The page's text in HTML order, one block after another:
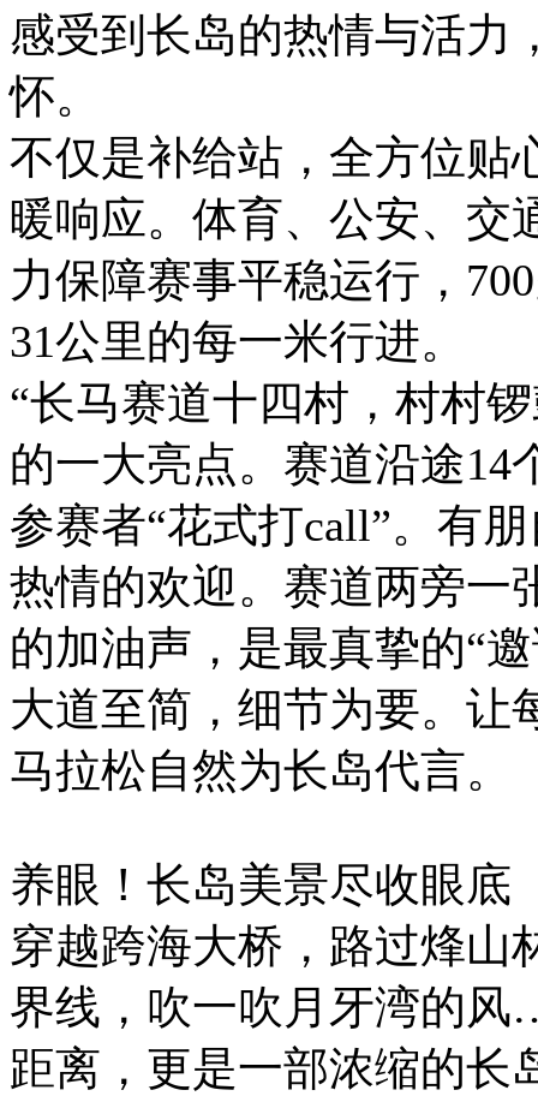
感受到长岛的热情与活力
怀。
不仅是补给站，全方位贴
暖响应。体育、公安、交
力保障赛事平稳运行，
31公里的每一米行进。
“长马赛道十四村，村村
的一大亮点。赛道沿途14
参赛者“花式打call”。有
热情的欢迎。赛道两旁一
的加油声，是最真挚的“
大道至简，细节为要。让
马拉松自然为长岛代言。
养眼！长岛美景尽收眼底
穿越跨海大桥，路过烽山
界线，吹一吹月牙湾的
距离，更是一部浓缩的长